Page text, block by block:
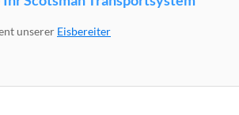
unserer Eisbereiter